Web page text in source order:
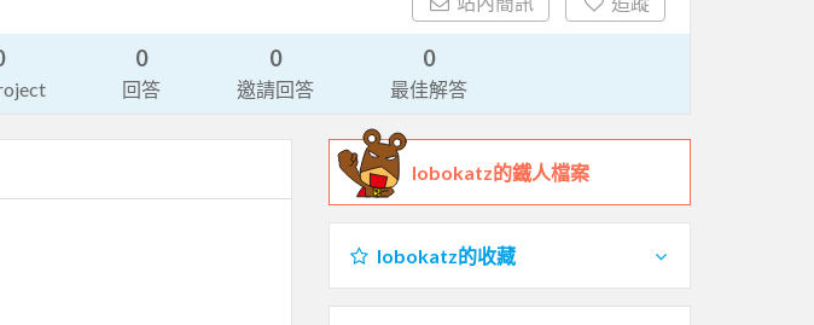
0
回答
0
邀請回答
0
最佳解答
lobokatz的鐵人檔案
lobokatz的收藏